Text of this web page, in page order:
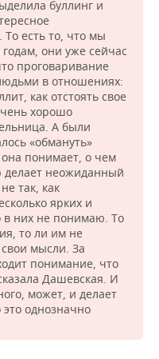
буллинг и
есть то, что мы
они уже сейчас
проговаривание
в отношениях:
как отстоять свое
хорошо
А были
«обмануть»
понимает, о чем
делает неожиданный
так, как
ярких и
в них не понимаю. То
то ли им не
мысли. За
понимание, что
Дашевская. И
может, и делает
однозначно